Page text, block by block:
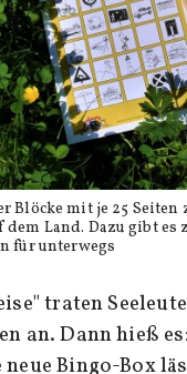
Blöcke mit je 25
dem Land. Dazu gibt
für unterwegs
traten
an. Dann hieß
Bingo-Box